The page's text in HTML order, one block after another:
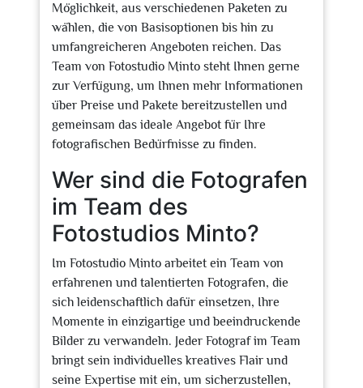
Möglichkeit, aus verschiedenen Paketen zu
wählen, die von Basisoptionen bis hin zu
umfangreicheren Angeboten reichen. Das
Team von Fotostudio Minto steht Ihnen gerne
zur Verfügung, um Ihnen mehr Informationen
über Preise und Pakete bereitzustellen und
gemeinsam das ideale Angebot für Ihre
fotografischen Bedürfnisse zu finden.
Wer sind die Fotografen
im Team des
Fotostudios Minto?
Im Fotostudio Minto arbeitet ein Team von
erfahrenen und talentierten Fotografen, die
sich leidenschaftlich dafür einsetzen, Ihre
Momente in einzigartige und beeindruckende
Bilder zu verwandeln. Jeder Fotograf im Team
bringt sein individuelles kreatives Flair und
seine Expertise mit ein, um sicherzustellen,